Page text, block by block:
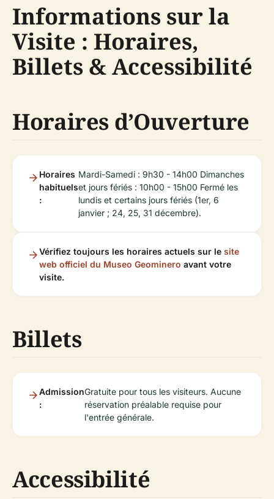
Informations sur la
Visite : Horaires,
Billets & Accessibilité
Horaires d’Ouverture
Horaires
habituels
:
Mardi-Samedi : 9h30 - 14h00 Dimanches
et jours fériés : 10h00 - 15h00 Fermé les
lundis et certains jours fériés (1er, 6
janvier ; 24, 25, 31 décembre).
Vérifiez toujours les horaires actuels sur le site
web officiel du Museo Geominero avant votre
visite.
Billets
Admission
:
Gratuite pour tous les visiteurs. Aucune
réservation préalable requise pour
l'entrée générale.
Accessibilité